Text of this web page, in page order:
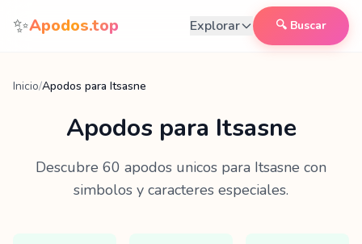
Saltar al contenido
✨Apodos.top Explorar 🔍 Buscar
Inicio/Apodos para Itsasne
Apodos para Itsasne
Descubre 60 apodos unicos para Itsasne con
simbolos y caracteres especiales.